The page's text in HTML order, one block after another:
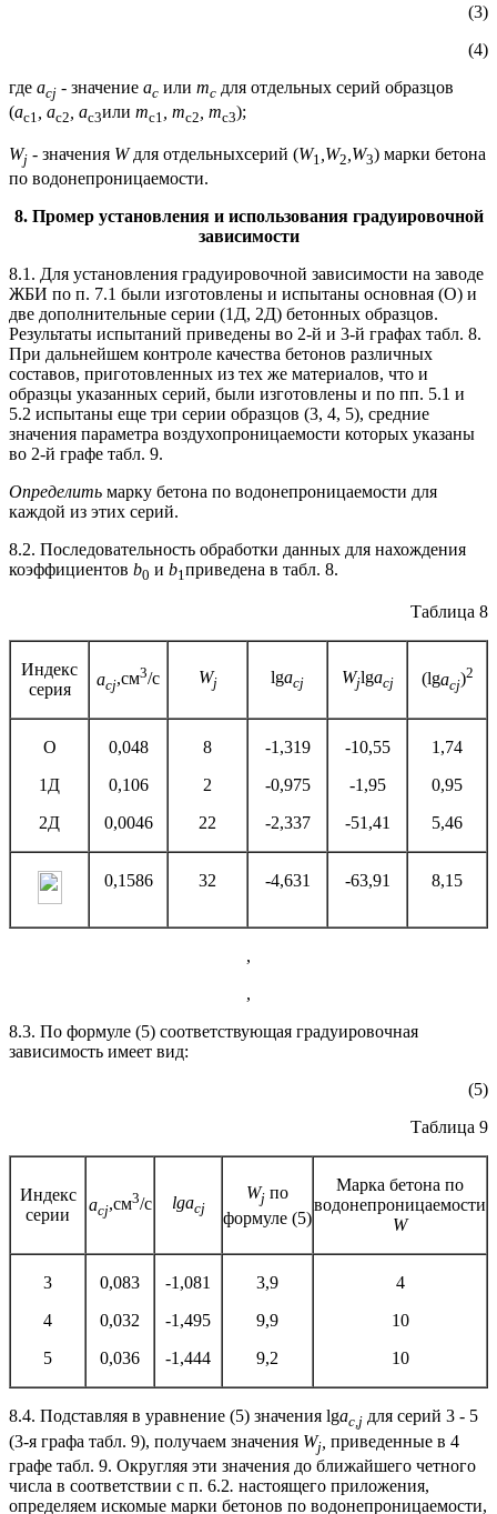
(3)
(4)
где acj - значение ac или тс для отдельных серий образцов
(ас1 , ас2 , ас3или тс1 , тс2 , тс3);
Wj - значения Wдля отдельныхсерий (W1 W2 W3) марки бетона
по водонепроницаемости.
8. Промер установления и использования градуировочной
зависимости
8.1. Для установления градуировочной зависимости на заводе
ЖБИ по п. 7.1 были изготовлены и испытаны основная (О) и
две дополнительные серии (1Д, 2Д) бетонных образцов.
Результаты испытаний приведены во 2-й и 3-й графах табл. 8.
При дальнейшем контроле качества бетонов различных
составов, приготовленных из тех же материалов, что и
образцы указанных серий, были изготовлены и по пп. 5.1 и
5.2 испытаны еще три серии образцов (3, 4, 5), средние
значения параметра воздухопроницаемости которых указаны
во 2-й графе табл. 9.
Определить марку бетона по водонепроницаемости для
каждой из этих серий.
8.2. Последовательность обработки данных для нахождения
коэффициентов b0 и b1приведена в табл. 8.
Таблица 8
Индекс
серия
acj,см3/с Wj lgacj Wjlgacj (lgacj)2
O
1Д
2Д
0,048
0,106
0,0046
8
2
22
-1,319
-0,975
-2,337
-10,55
-1,95
-51,41
1,74
0,95
5,46
0,1586 32 -4,631 -63,91 8,15
,
,
8.3. По формуле (5) соответствующая градуировочная
зависимость имеет вид:
(5)
Таблица 9
Индекс
серии
acj,см3/с lgacj
Wj по
формуле (5)
Марка бетона пo
водонепроницаемости
W
3
4
5
0,083
0,032
0,036
-1,081
-1,495
-1,444
3,9
9,9
9,2
4
10
10
8.4. Подставляя в уравнение (5) значения lgac,j для серий 3 - 5
(3-я графа табл. 9), получаем значения Wj приведенные в 4
графе табл. 9. Округляя эти значения до ближайшего четного
числа в соответствии с п. 6.2. настоящего приложения,
определяем искомые марки бетонов по водонепроницаемости,